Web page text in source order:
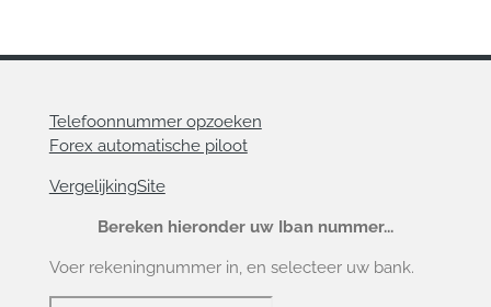
Telefoonnummer opzoeken
Forex automatische piloot
VergelijkingSite
Bereken hieronder uw Iban nummer...
Voer rekeningnummer in, en selecteer uw bank.